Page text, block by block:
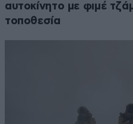
αυτοκίνητο με φιμέ
τοποθεσία